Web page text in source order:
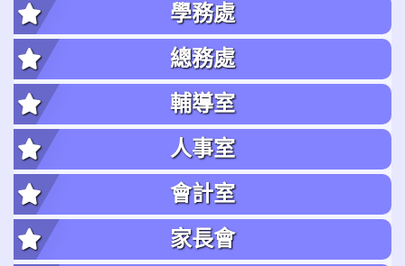
學務處
總務處
輔導室
人事室
會計室
家長會